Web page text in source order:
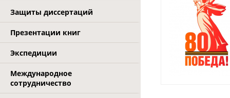
Защиты диссертаций
Презентации книг
Экспедиции
Международное
сотрудничество